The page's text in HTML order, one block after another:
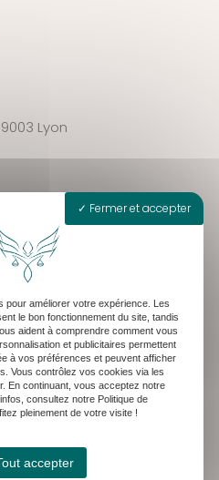
Lyon
vous
- 19h30
déplacements professionnels,
indisponible.
Fermer et accepter
pour améliorer votre expérience. Les
le bon fonctionnement du site, tandis
aident à comprendre comment vous
et publicitaires permettent
à vos préférences et peuvent afficher
Vous contrôlez vos cookies via les
En continuant, vous acceptez notre
consultez notre Politique de
pleinement de votre visite !
accepter